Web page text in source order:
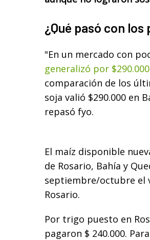
¿Qué pasó con
"En un mercado con
generalizó por
comparación de los
soja valió $290.000 en
repasó fyo.
El maíz disponible
de Rosario, Bahía y
septiembre/octubre el
Rosario.
Por trigo puesto en
pagaron $ 240.000.